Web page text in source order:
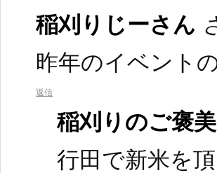
稲刈りじーさん
昨年のイベント
返信
稲刈りのご褒美
行田で新米を